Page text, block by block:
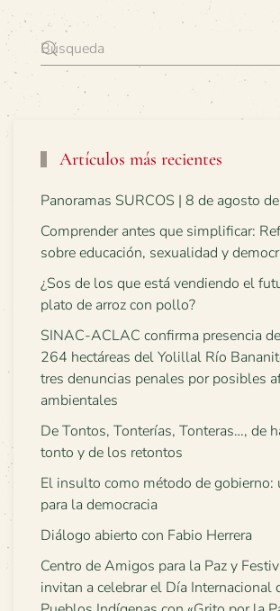
Artículos más recientes
Panoramas SURCOS | 8 de agosto
Comprender antes que simplificar:
sobre educación, sexualidad y
¿Sos de los que está vendiendo el
plato de arroz con pollo?
SINAC-ACLAC confirma presencia
264 hectáreas del Yolillal Río
tres denuncias penales por posibles
ambientales
De Tontos, Tonterías, Tonteras…, de
tonto y de los retontos
El insulto como método de gobierno:
para la democracia
Diálogo abierto con Fabio Herrera
Centro de Amigos para la Paz y
invitan a celebrar el Día Internacional